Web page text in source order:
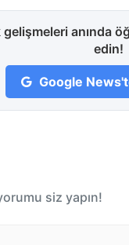
gelişmeleri anında
edin!
Google
siz yapın!